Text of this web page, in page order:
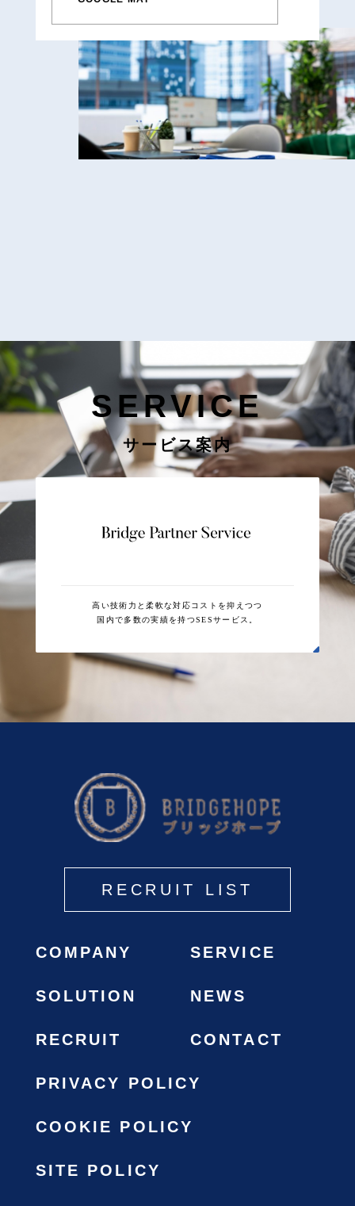
SERVICE
サービス案内
高い技術力と柔軟な対応コストを抑えつつ
国内で多数の実績を持つSESサービス。
RECRUIT LIST
COMPANY SERVICE
SOLUTION NEWS
RECRUIT CONTACT
PRIVACY POLICY
COOKIE POLICY
SITE POLICY